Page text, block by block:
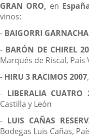
GRAN ORO, en
vinos:
- BAIGORRI
- BARÓN DE CHIREL
Marqués de Riscal, País
- HIRU 3 RACIMOS 2007
- LIBERALIA CUATRO
Castilla y León
- LUIS CAÑAS
Bodegas Luis Cañas,